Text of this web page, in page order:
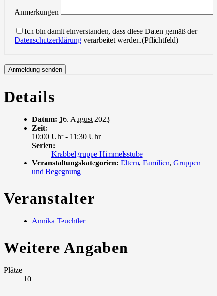
Anmerkungen
Ich bin damit einverstanden, dass diese Daten gemäß der
Datenschutzerklärung verarbeitet werden.(Pflichtfeld)
Details
Datum: 16. August 2023
Zeit:
10:00 Uhr - 11:30 Uhr
Serien:
Krabbelgruppe Himmelsstube
Veranstaltungskategorien: Eltern, Familien, Gruppen
und Begegnung
Veranstalter
Annika Teuchtler
Weitere Angaben
Plätze
10